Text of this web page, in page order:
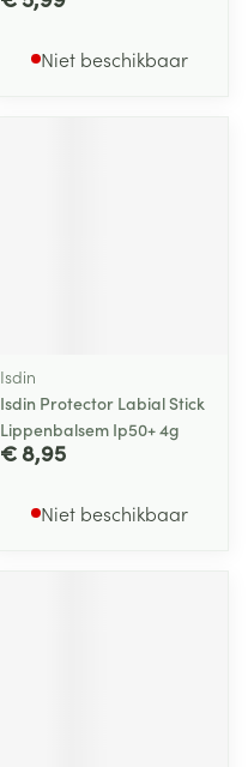
Niet beschikbaar
Isdin
Isdin Protector Labial Stick
Lippenbalsem Ip50+ 4g
€ 8,95
Niet beschikbaar